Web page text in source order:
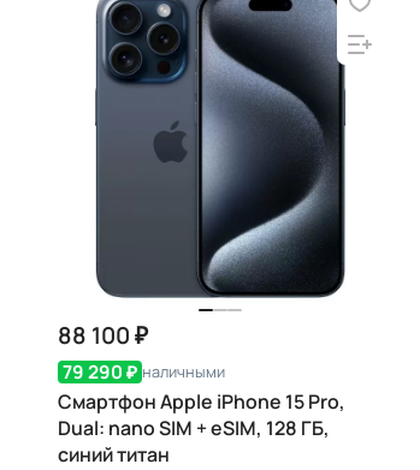
88 100 ₽
79 290 ₽ наличными
Смартфон Apple iPhone 15 Pro,
Dual: nano SIM + eSIM, 128 ГБ,
синий титан